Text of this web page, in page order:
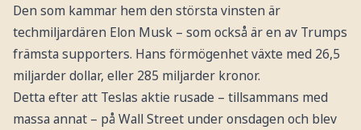
Den som kammar hem den största vinsten är
techmiljardären Elon Musk – som också är en av Trumps
främsta supporters. Hans förmögenhet växte med 26,5
miljarder dollar, eller 285 miljarder kronor.
Detta efter att Teslas aktie rusade – tillsammans med
massa annat – på Wall Street under onsdagen och blev